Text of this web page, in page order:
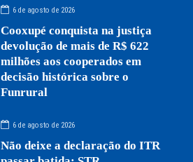
6 de agosto de 2026
Cooxupé conquista na justiça
devolução de mais de R$ 622
milhões aos cooperados em
decisão histórica sobre o
Funrural
6 de agosto de 2026
Não deixe a declaração do ITR